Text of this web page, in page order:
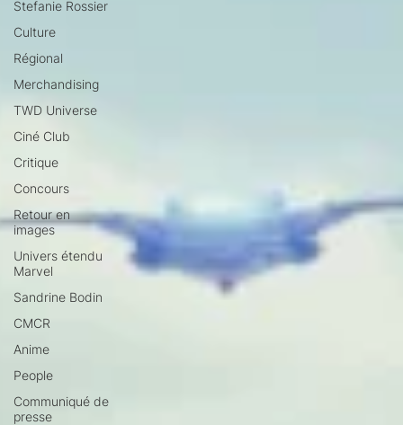
Stefanie Rossier
Culture
Régional
Merchandising
TWD Universe
Ciné Club
Critique
Concours
Retour en
images
Univers étendu
Marvel
Sandrine Bodin
CMCR
Anime
People
Communiqué de
presse